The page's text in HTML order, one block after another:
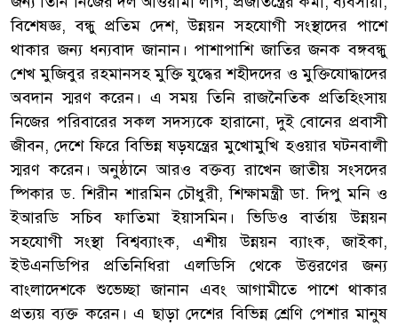
বিশেষজ্ঞ, বন্ধু প্রতিম দেশ, উন্নয়ন সহযোগী সংস্থাদের পাশে
থাকার জন্য ধন্যবাদ জানান। পাশাপাশি জাতির জনক বঙ্গবন্ধু
শেখ মুজিবুর রহমানসহ মুক্তি যুদ্ধের শহীদদের ও মুক্তিযোদ্ধাদের
অবদান স্মরণ করেন। এ সময় তিনি রাজনৈতিক প্রতিহিংসায়
নিজের পরিবারের সকল সদস্যকে হারানো, দুই বোনের প্রবাসী
জীবন, দেশে ফিরে বিভিন্ন ষড়যন্ত্রের মুখোমুখি হওয়ার ঘটনবালী
স্মরণ করেন। অনুষ্ঠানে আরও বক্তব্য রাখেন জাতীয় সংসদের
ষ্পিকার ড. শিরীন শারমিন চৌধুরী, শিক্ষামন্ত্রী ডা. দিপু মনি ও
ইআরডি সচিব ফাতিমা ইয়াসমিন। ভিডিও বার্তায় উন্নয়ন
সহযোগী সংস্থা বিশ্বব্যাংক, এশীয় উন্নয়ন ব্যাংক, জাইকা,
ইউএনডিপির প্রতিনিধিরা এলডিসি থেকে উত্তরণের জন্য
বাংলাদেশকে শুভেচ্ছা জানান এবং আগামীতে পাশে থাকার
প্রত্যয় ব্যক্ত করেন। এ ছাড়া দেশের বিভিন্ন শ্রেণি পেশার মানুষ